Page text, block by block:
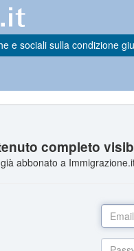
e sociali sulla condizione
completo
abbonato a